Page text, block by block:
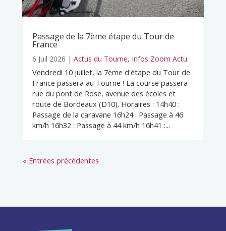
Passage de la 7ème étape du Tour de
France
6 Juil 2026 | Actus du Tourne, Infos Zoom Actu
Vendredi 10 juillet, la 7ème d'étape du Tour de
France passera au Tourne ! La course passera
rue du pont de Rose, avenue des écoles et
route de Bordeaux (D10). Horaires : 14h40 :
Passage de la caravane 16h24 : Passage à 46
km/h 16h32 : Passage à 44 km/h 16h41 :...
« Entrées précédentes